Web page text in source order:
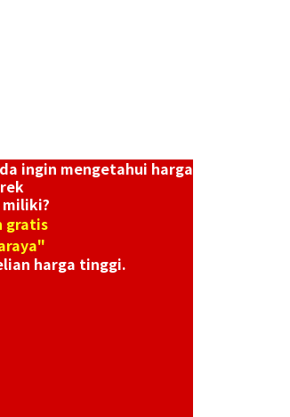
ingin mengetahui harga
miliki?
gratis
harga tinggi.